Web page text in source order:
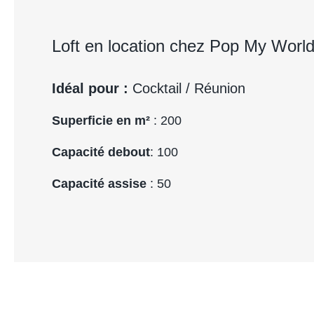
Loft en location chez Pop My World
Idéal pour : Cocktail / Réunion
Superficie en m² : 200
Capacité debout: 100
Capacité assise : 50